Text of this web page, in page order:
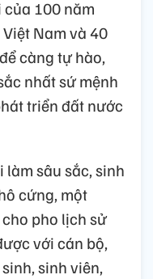
100 năm
Nam và 40
càng tự hào,
nhất sứ mệnh
triển đất nước
sâu sắc, sinh
cứng, một
pho lịch sử
với cán bộ,
sinh viên,